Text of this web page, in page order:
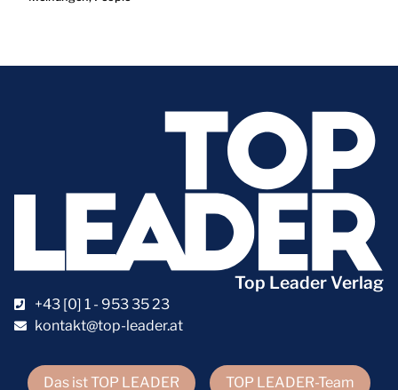
Das ist TOP LEADER TOP LEADER-Team
Top Leader Verlag
+43 [0] 1 - 953 35 23
kontakt@top-leader.at